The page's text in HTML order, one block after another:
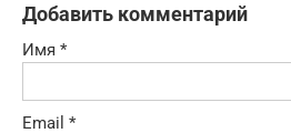
Добавить комментарий
Имя *
Email *